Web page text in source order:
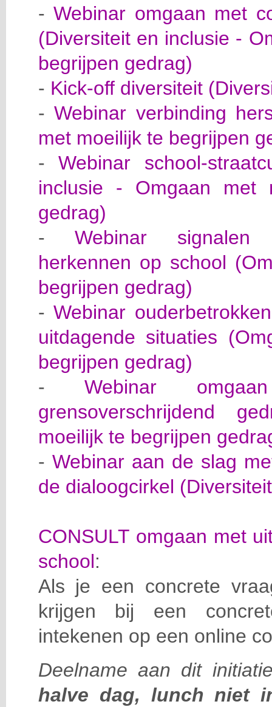
-Webinar omgaan met
(Diversiteit en inclusie -
begrijpen gedrag)
- Kick-off diversiteit
-Webinar verbinding
met moeilijk te begrijpen
-Webinar school-
inclusie - Omgaan met
gedrag)
-Webinar signalen
herkennen op school
begrijpen gedrag)
-Webinar
uitdagende situaties
begrijpen gedrag)
-Webinar
grensoverschrijdend
moeilijk te begrijpen
- Webinar aan de slag
de dialoogcirkel
CONSULT omgaan met
school:
Als je een concrete
krijgen bij een
intekenen op een online
Deelname aan dit
halve dag, lunch niet